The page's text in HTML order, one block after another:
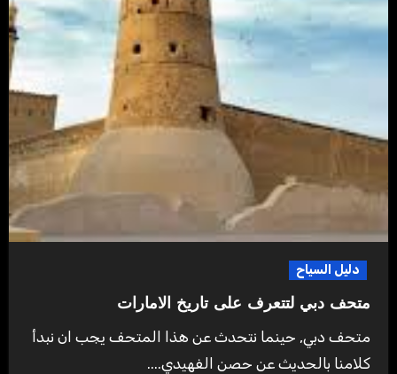
دليل السياح
متحف دبي لتتعرف على تاريخ الامارات
متحف دبي, حينما نتحدث عن هذا المتحف يجب ان نبدأ
كلامنا بالحديث عن حصن الفهيدي....